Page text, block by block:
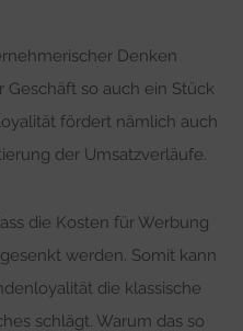
Denken
Geschäft so auch ein Stück
fördert nämlich auch
der Umsatzverläufe.
die Kosten für Werbung
werden. Somit kann
die klassische
schlägt. Warum das so